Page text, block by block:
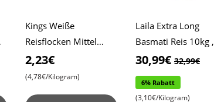
Kings Weiße
Reisflocken Mittel
500g , Poha ,
Indisches Frühstück ,
2,23€
(4,78€/Kilogram)
Laila Extra Long
Basmati Reis 10kg ,
Xtra Long Reis ,
30,99€ 32,99€
6% Rabatt
(3,10€/Kilogram)